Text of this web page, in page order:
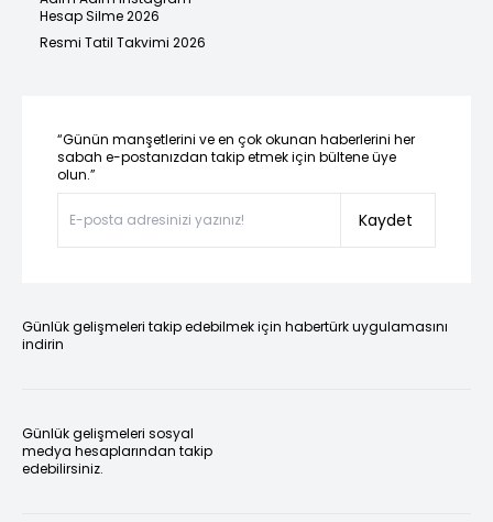
Hesap Silme 2026
Resmi Tatil Takvimi 2026
“Günün manşetlerini ve en çok okunan haberlerini her
sabah e-postanızdan takip etmek için bültene üye
olun.”
Kaydet
Günlük gelişmeleri takip edebilmek için habertürk uygulamasını
indirin
Günlük gelişmeleri sosyal
medya hesaplarından takip
edebilirsiniz.